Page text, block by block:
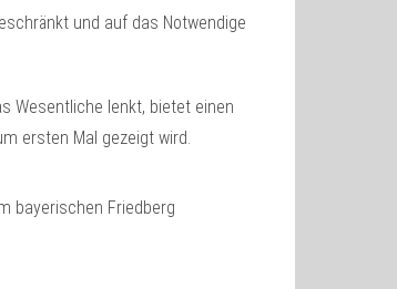
und auf das Notwendige
Wesentliche lenkt, bietet einen
ersten Mal gezeigt wird.